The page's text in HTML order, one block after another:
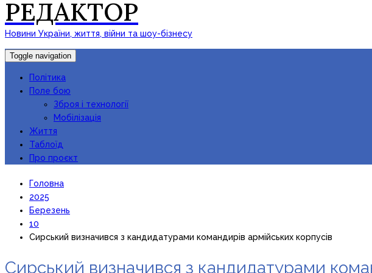
РЕДАКТОР
Новини України, життя, війни та шоу-бізнесу
Toggle navigation
Політика
Поле бою
Зброя і технології
Мобілізація
Життя
Таблоїд
Про проєкт
Головна
2025
Березень
10
Сирський визначився з кандидатурами командирів армійських корпусів
Сирський визначився з кандидатурами